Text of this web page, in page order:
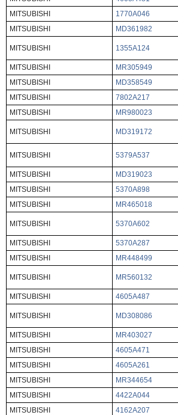
MITSUBISHI
1770A046
MITSUBISHI
MD361982
MITSUBISHI 1355A124
MITSUBISHI
MR305949
MITSUBISHI
MD358549
MITSUBISHI
7802A217
MITSUBISHI
MR980023
MITSUBISHI MD319172
MITSUBISHI 5379A537
MITSUBISHI
MD319023
MITSUBISHI
5370A898
MITSUBISHI
MR465018
MITSUBISHI 5370A602
MITSUBISHI
5370A287
MITSUBISHI
MR448499
MITSUBISHI MR560132
MITSUBISHI
4605A487
MITSUBISHI MD308086
MITSUBISHI
MR403027
MITSUBISHI
4605A471
MITSUBISHI
4605A261
MITSUBISHI
MR344654
MITSUBISHI
4422A044
MITSUBISHI
4162A207